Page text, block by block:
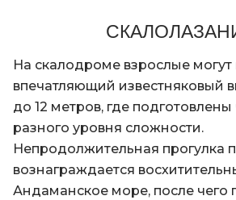
На скалодроме взрослые могут
впечатляющий известняковый
до 12 метров, где
разного уровня сложности.
Непродолжительная прогулка
вознаграждается
Андаманское море, после чего